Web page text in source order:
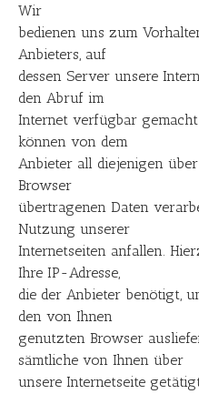
Wir
bedienen uns zum
Anbieters, auf
dessen Server unsere
den Abruf im
Internet verfügbar
können von dem
Anbieter all diejenigen
Browser
übertragenen Daten
Nutzung unserer
Internetseiten anfallen.
Ihre IP-Adresse,
die der Anbieter benötigt,
den von Ihnen
genutzten Browser
sämtliche von Ihnen über
unsere Internetseite